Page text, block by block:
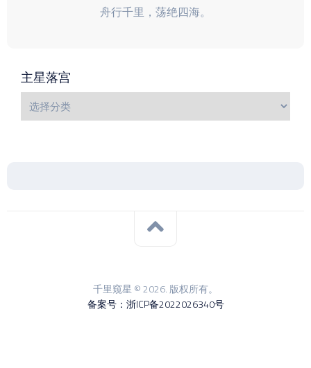
舟行千里，荡绝四海。
主星落宫
千里窥星 © 2026. 版权所有。
备案号：浙ICP备2022026340号